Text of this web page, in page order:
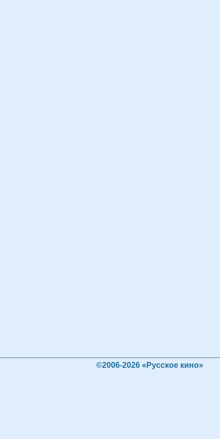
©2006-2026 «Русское кино»